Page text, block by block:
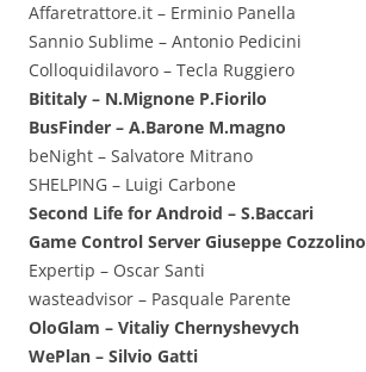
Affaretrattore.it – Erminio Panella
Sannio Sublime – Antonio Pedicini
Colloquidilavoro – Tecla Ruggiero
Bititaly – N.Mignone P.Fiorilo
BusFinder – A.Barone M.magno
beNight – Salvatore Mitrano
SHELPING – Luigi Carbone
Second Life for Android – S.Baccari
Game Control Server Giuseppe Cozzolino
Expertip – Oscar Santi
wasteadvisor – Pasquale Parente
OloGlam – Vitaliy Chernyshevych
WePlan – Silvio Gatti